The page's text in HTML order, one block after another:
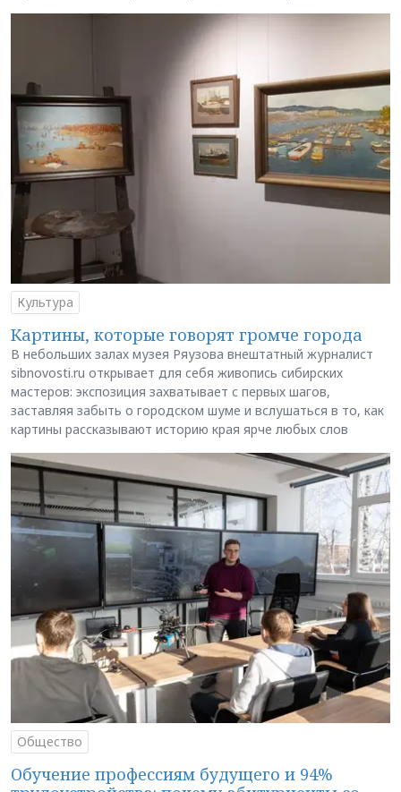
Культура
Картины, которые говорят громче города
В небольших залах музея Ряузова внештатный журналист
sibnovosti.ru открывает для себя живопись сибирских
мастеров: экспозиция захватывает с первых шагов,
заставляя забыть о городском шуме и вслушаться в то, как
картины рассказывают историю края ярче любых слов
Общество
Обучение профессиям будущего и 94%